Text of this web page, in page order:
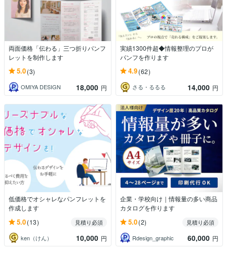
両面価格「伝わる」三つ折りパンフ
レットを制作します
5.0(3)
OMIYA DESIGN 18,000 円
実績1300件超◆情報整理のプロが
パンフを作ります
4.9(62)
さる・るるる 14,000 円
低価格でオシャレなパンフレットを
作成します
5.0(13)
見積り必須
ken（けん）
10,000 円
企業・学校向け｜情報量の多い商品
カタログを作ります
5.0(2)
見積り必須
Rdesign_graphic
60,000 円